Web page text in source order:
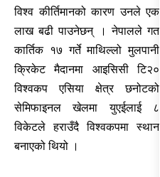
विश्व कीर्तिमानको कारण उनले एक
लाख बढी पाउनेछन् । नेपालले गत
कार्तिक १७ गर्ते माथिल्लो मुलपानी
क्रिकेट मैदानमा आइसिसी टि२०
विश्वकप एसिया क्षेत्र छनोटको
सेमिफाइनल खेलमा युएईलाई ८
विकेटले हराउँदै विश्वकपमा स्थान
बनाएको थियो ।